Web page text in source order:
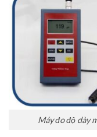
Máy đo độ dày